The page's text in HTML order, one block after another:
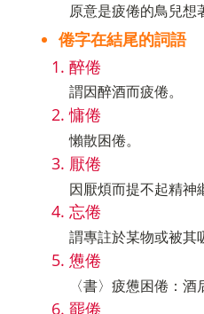
原意是疲倦的鳥兒想
倦字在結尾的詞語
醉倦
謂因醉酒而疲倦。
慵倦
懶散困倦。
厭倦
因厭煩而提不起精神
忘倦
謂專註於某物或被其
憊倦
〈書〉疲憊困倦：酒
罷倦